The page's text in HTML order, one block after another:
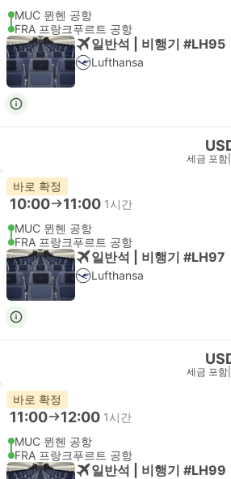
MUC 뮌헨 공항
FRA 프랑크푸르트 공항
일반석 | 비행기 #LH95
Lufthansa
세금 포함
바로 확정
10:00 11:00 1시간
MUC 뮌헨 공항
FRA 프랑크푸르트 공항
일반석 | 비행기 #LH97
Lufthansa
세금 포함
바로 확정
11:00 12:00 1시간
MUC 뮌헨 공항
FRA 프랑크푸르트 공항
일반석 | 비행기 #LH99